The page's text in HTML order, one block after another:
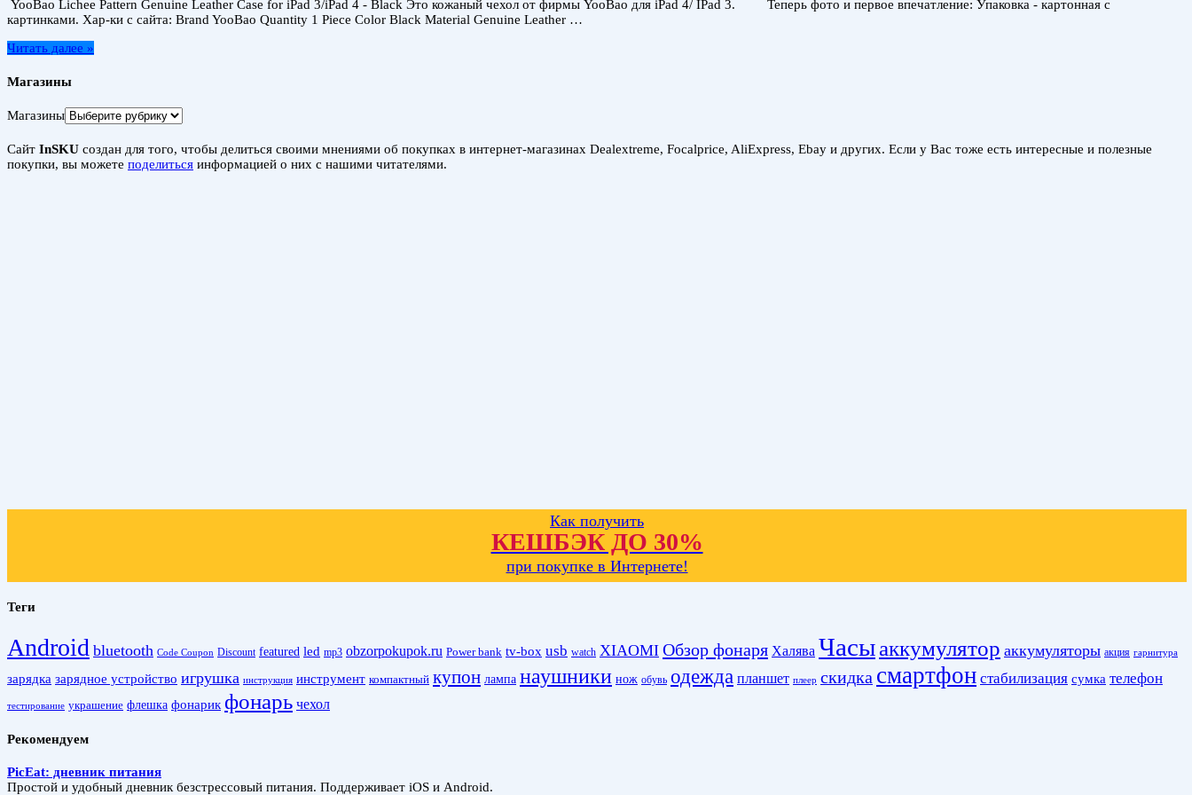
YooBao Lichee Pattern Genuine Leather Case for iPad 3/iPad 4 - Black Это кожаный чехол от фирмы YooBao для iPad 4/ IPad 3. Теперь фото и первое впечатление: Упаковка - картонная с
картинками. Хар-ки с сайта: Brand YooBao Quantity 1 Piece Color Black Material Genuine Leather …
Читать далее »
Магазины
Магазины
Сайт InSKU создан для того, чтобы делиться своими мнениями об покупках в интернет-магазинах Dealextreme, Focalprice, AliExpress, Ebay и других. Если у Вас тоже есть интересные и полезные
покупки, вы можете поделиться информацией о них с нашими читателями.
Как получить
КЕШБЭК ДО 30%
при покупке в Интернете!
Теги
Android bluetooth Code Coupon Discount featured led mp3 obzorpokupok.ru Power bank tv-box usb watch XIAOMI Обзор фонаря Халява Часыаккумулятор аккумуляторы акция гарнитура
зарядка зарядное устройство игрушка инструкция инструмент компактный купон лампа наушники нож обувь одежда планшет плеер скидка смартфон стабилизация сумка телефон
тестирование украшение флешка фонарик фонарь чехол
Рекомендуем
PicEat: дневник питания
Простой и удобный дневник безстрессовый питания. Поддерживает iOS и Android.